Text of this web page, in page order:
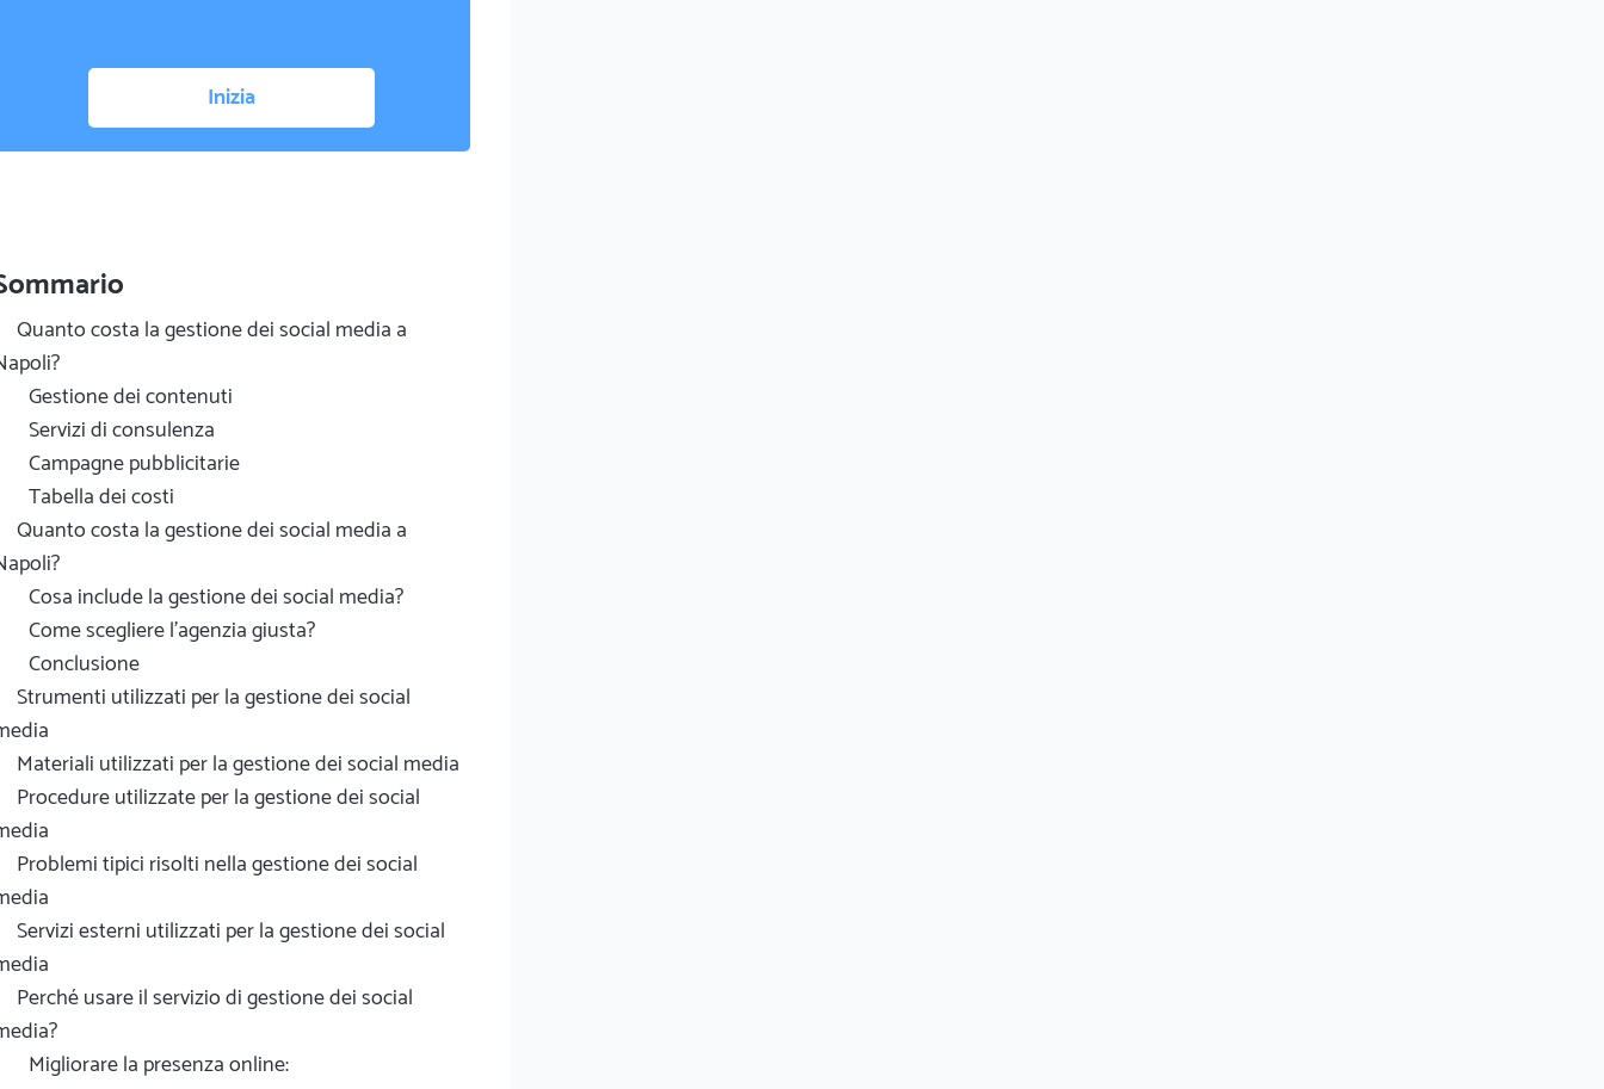
Inizia
Quanto costa la gestione dei social media a
Gestione dei contenuti
Servizi di consulenza
Campagne pubblicitarie
Tabella dei costi
Quanto costa la gestione dei social media a
Cosa include la gestione dei social media?
Come scegliere l'agenzia giusta?
Conclusione
Strumenti utilizzati per la gestione dei social
Materiali utilizzati per la gestione dei social media
Procedure utilizzate per la gestione dei social
Problemi tipici risolti nella gestione dei social
Servizi esterni utilizzati per la gestione dei social
Perché usare il servizio di gestione dei social
Migliorare la presenza online: